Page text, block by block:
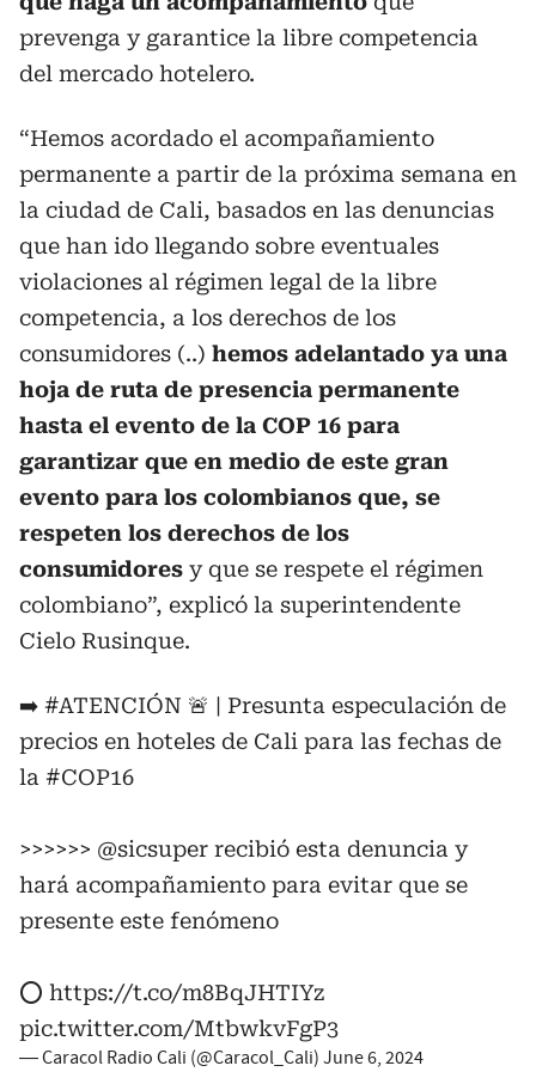
prevenga y garantice la libre competencia
del mercado hotelero.
“Hemos acordado el acompañamiento
permanente a partir de la próxima semana en
la ciudad de Cali, basados en las denuncias
que han ido llegando sobre eventuales
violaciones al régimen legal de la libre
competencia, a los derechos de los
consumidores (..) hemos adelantado ya una
hoja de ruta de presencia permanente
hasta el evento de la COP 16 para
garantizar que en medio de este gran
evento para los colombianos que, se
respeten los derechos de los
consumidores y que se respete el régimen
colombiano”, explicó la superintendente
Cielo Rusinque.
➡️ #ATENCIÓN 🚨 | Presunta especulación de
precios en hoteles de Cali para las fechas de
la #COP16
>>>>>> @sicsuper recibió esta denuncia y
hará acompañamiento para evitar que se
presente este fenómeno
⭕️ https://t.co/m8BqJHTIYz
pic.twitter.com/MtbwkvFgP3
— Caracol Radio Cali (@Caracol_Cali) June 6, 2024